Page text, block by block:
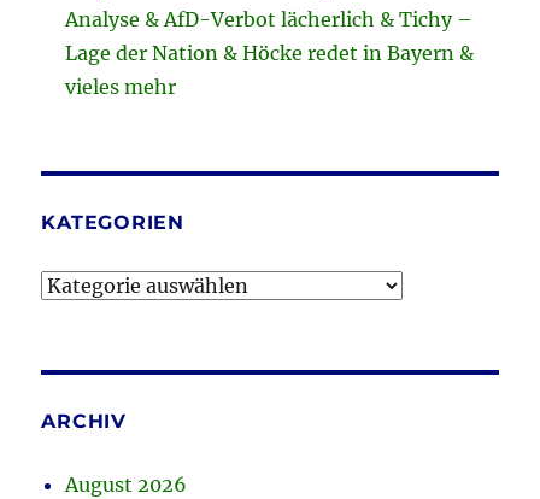
Analyse & AfD-Verbot lächerlich & Tichy –
Lage der Nation & Höcke redet in Bayern &
vieles mehr
KATEGORIEN
Kategorien
ARCHIV
August 2026